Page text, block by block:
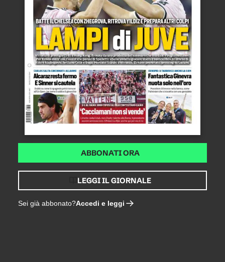
ABBONATI ORA
LEGGI IL GIORNALE
Sei già abbonato?Accedi e leggi